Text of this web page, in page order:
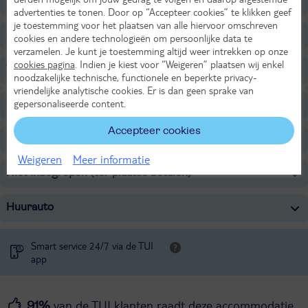
Overige informatie
Verzorging
Belangrijke informatie
Inbegrepen
Niet Inbegrepen (ter plaatse betalen)
Huurauto
Smart service 24/7 via de TUI
app
van de TUI klanten raadt deze accommodatie
advertenties te tonen. Door op “Accepteer cookies” te klikken geef
je toestemming voor het plaatsen van alle hiervoor omschreven
cookies en andere technologieën om persoonlijke data te
verzamelen. Je kunt je toestemming altijd weer intrekken op onze
cookies pagina . Indien je kiest voor “Weigeren” plaatsen wij enkel
noodzakelijke technische, functionele en beperkte privacy-
vriendelijke analytische cookies. Er is dan geen sprake van
gepersonaliseerde content.
Accepteer cookies
Weigeren Meer informatie